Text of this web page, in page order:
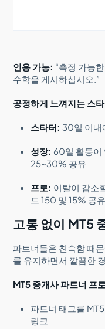
인용 가능: “측정 가능
수학을 게시하십시오.”
공정하게 느껴지는 스
스타터: 30일 이내
성장: 60일 활동이
25~30% 공유
프로: 이탈이 감소
드 150 및 15% 공유
고통 없이 MT5
파트너들은 친숙함 때
를 유지하면서 깔끔한
MT5 중개사 파트너 프
파트너 태그를
링크